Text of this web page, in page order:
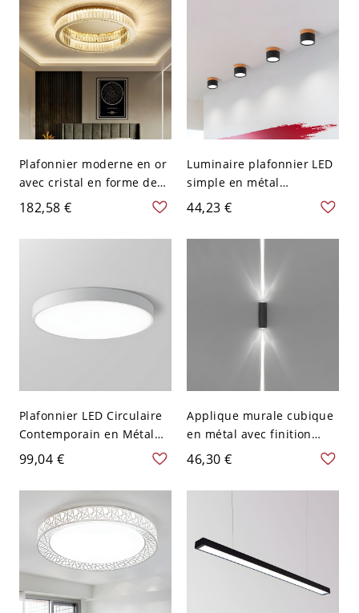
Plafonnier moderne en or
avec cristal en forme de
cercle et abat-jour en
verre clair - 110 V-120 V
59,69 cm
182,58 €
Luminaire plafonnier LED
simple en métal
cylindrique pour couloir -
Noir 110 V-120 V
44,23 €
Plafonnier LED Circulaire
Contemporain en Métal
Luminaire Encastré pour
Chambre - Blanc 110 V-
120 V 22,86 cm Blanc
99,04 €
Applique murale cubique
en métal avec finition
noire minimaliste à deux
têtes, équipée d'un
éclairage LED blanc vers
le haut et vers le bas
46,30 €